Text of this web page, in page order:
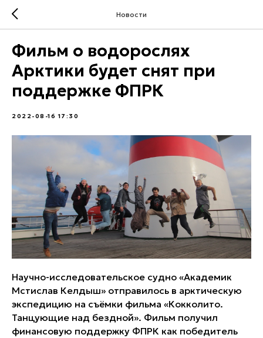
Новости
Фильм о водорослях
Арктики будет снят при
поддержке ФПРК
2022-08-16 17:30
Научно-исследовательское судно «Академик
Мстислав Келдыш» отправилось в арктическую
экспедицию на съёмки фильма «Кокколито.
Танцующие над бездной». Фильм получил
финансовую поддержку ФПРК как победитель